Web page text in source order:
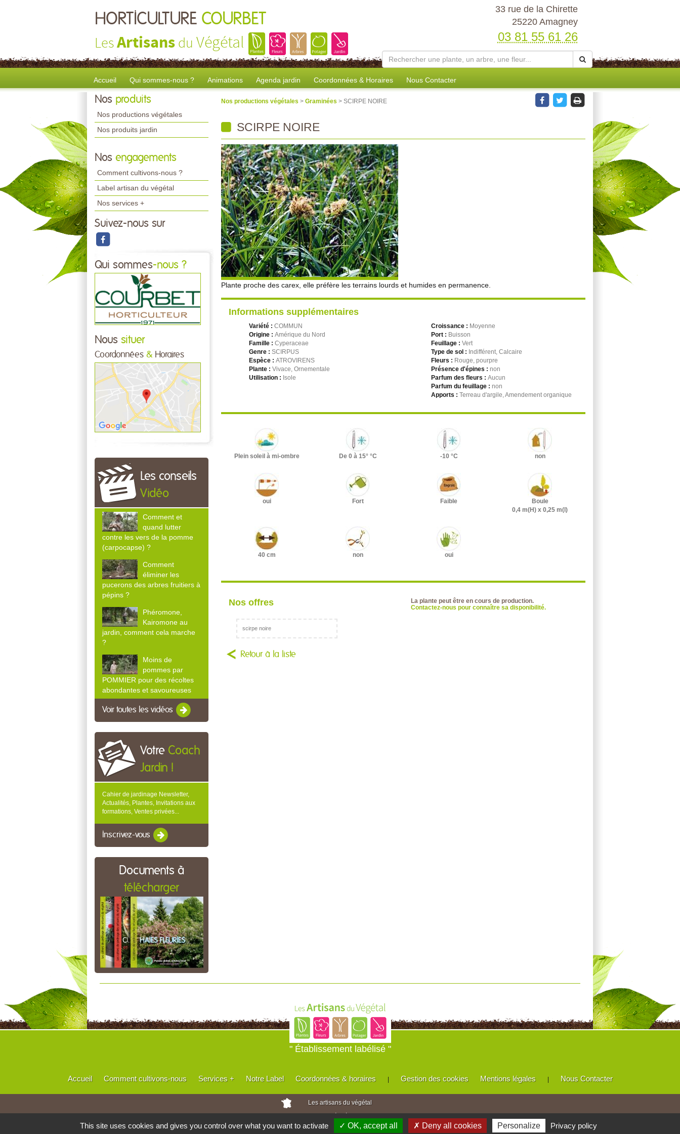
HORTICULTURE COURBET
LesArtisans du Végétal
33 rue de la Chirette
25220 Amagney
03 81 55 61 26
Accueil Qui sommes-nous ? Animations Agenda jardin Coordonnées & Horaires Nous Contacter
Nos produits
Nos productions végétales
Nos produits jardin
Nos engagements
Comment cultivons-nous ?
Label artisan du végétal
Nos services +
Suivez-nous sur
Qui sommes-nous ?
Nous situer
Coordonnées & Horaires
Les conseils
Vidéo
Comment et
quand lutter
contre les vers de la pomme
(carpocapse) ?
Comment
éliminer les
pucerons des arbres fruitiers à
pépins ?
Phéromone,
Kairomone au
jardin, comment cela marche
?
Moins de
pommes par
POMMIER pour des récoltes
abondantes et savoureuses
Voir toutes les vidéos
Votre Coach
Jardin !
Cahier de jardinage Newsletter,
Actualités, Plantes, Invitations aux
formations, Ventes privées...
Inscrivez-vous
Documents à
télécharger
Nos productions végétales > Graminées > SCIRPE NOIRE
SCIRPE NOIRE
Plante proche des carex, elle préfère les terrains lourds et humides en permanence.
Informations supplémentaires
Variété : COMMUN
Origine : Amérique du Nord
Famille : Cyperaceae
Genre : SCIRPUS
Espèce : ATROVIRENS
Plante : Vivace, Ornementale
Utilisation : Isole
Croissance : Moyenne
Port : Buisson
Feuillage : Vert
Type de sol : Indifférent, Calcaire
Fleurs : Rouge, pourpre
Présence d'épines : non
Parfum des fleurs : Aucun
Parfum du feuillage : non
Apports : Terreau d'argile, Amendement organique
Plein soleil à mi-ombre De 0 à 15° °C -10 °C non
oui Fort Faible
Boule
0,4 m(H) x 0,25 m(l)
40 cm non oui
Nos offres
La plante peut être en cours de production.
Contactez-nous pour connaître sa disponibilité.
scirpe noire
Retour à la liste
" Établissement labélisé "
Accueil Comment cultivons-nous Services + Notre Label Coordonnées & horaires | Gestion des cookies Mentions légales | Nous Contacter
Les artisans du végétal
Horticulteurs et pépinièristes de France
WEBEnseignes
This site uses cookies and gives you control over what you want to activate ✓ OK, accept all ✗ Deny all cookies Personalize Privacy policy